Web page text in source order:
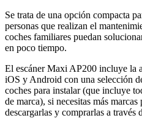
Se trata de una opción compacta
personas que realizan el
coches familiares puedan
en poco tiempo.
El escáner Maxi AP200 incluye la
iOS y Android con una selección
coches para instalar (que incluye
de marca), si necesitas más marcas
descargarlas y comprarlas a través